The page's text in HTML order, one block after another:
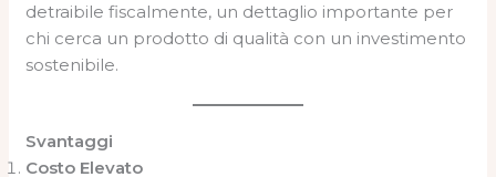
detraibile fiscalmente, un dettaglio importante per
chi cerca un prodotto di qualità con un investimento
sostenibile.
Svantaggi
Costo Elevato